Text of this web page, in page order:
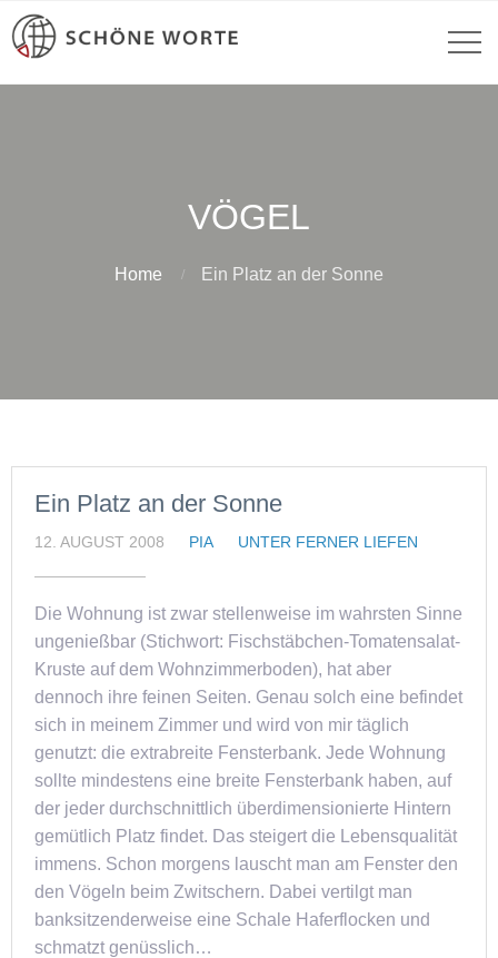
VÖGEL
Home Ein Platz an der Sonne
Ein Platz an der Sonne
12. AUGUST 2008 PIA UNTER FERNER LIEFEN
Die Wohnung ist zwar stellenweise im wahrsten Sinne
ungenießbar (Stichwort: Fischstäbchen-Tomatensalat-
Kruste auf dem Wohnzimmerboden), hat aber
dennoch ihre feinen Seiten. Genau solch eine befindet
sich in meinem Zimmer und wird von mir täglich
genutzt: die extrabreite Fensterbank. Jede Wohnung
sollte mindestens eine breite Fensterbank haben, auf
der jeder durchschnittlich überdimensionierte Hintern
gemütlich Platz findet. Das steigert die Lebensqualität
immens. Schon morgens lauscht man am Fenster den
den Vögeln beim Zwitschern. Dabei vertilgt man
banksitzenderweise eine Schale Haferflocken und
schmatzt genüsslich…